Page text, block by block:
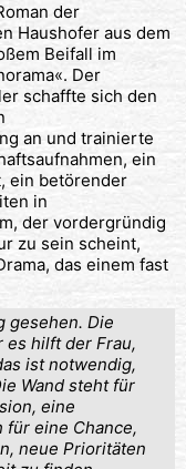
der
Haushofer aus dem
Beifall im
Der
schaffte sich den
an und trainierte
ein
ein betörender
in
der vordergründig
zu sein scheint,
das einem fast
gesehen. Die
es hilft der Frau,
ist notwendig,
Wand steht für
eine
für eine Chance,
neue Prioritäten